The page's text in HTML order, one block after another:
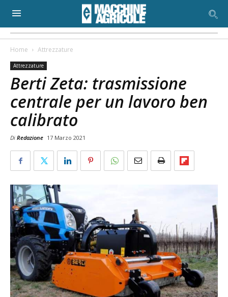
Home Attrezzature
Attrezzature
Berti Zeta: trasmissione
centrale per un lavoro ben
calibrato
Di Redazione 17 Marzo 2021